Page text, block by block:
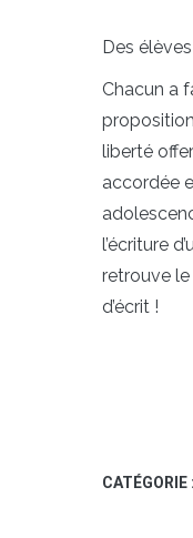
Des
Chacun a
liberté
accordée
l’écriture
retrouve le
d’écrit !
CATÉGORIE :